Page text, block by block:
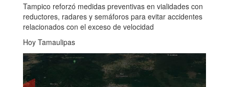
Tampico reforzó medidas preventivas en vialidades con
reductores, radares y semáforos para evitar accidentes
relacionados con el exceso de velocidad
Hoy Tamaulipas